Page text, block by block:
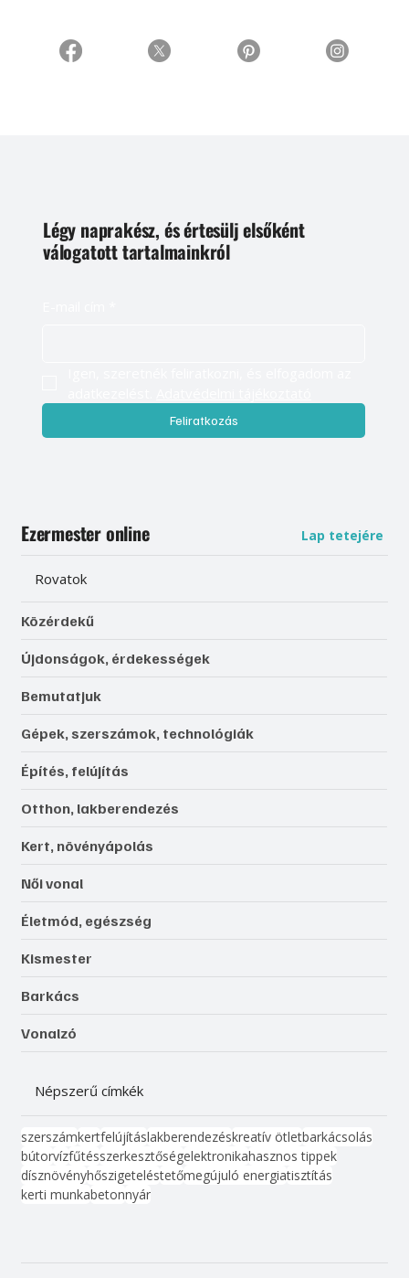
Légy naprakész, és értesülj elsőként
válogatott tartalmainkról
Feliratkozás
Ezermester online Lap tetejére
Rovatok
Közérdekű
Újdonságok, érdekességek
Bemutatjuk
Gépek, szerszámok, technológiák
Építés, felújítás
Otthon, lakberendezés
Kert, növényápolás
Női vonal
Életmód, egészség
Kismester
Barkács
Vonalzó
Népszerű címkék
szerszámkertfelújításlakberendezéskreatív ötletbarkácsolás
bútorvízfűtésszerkesztőségelektronikahasznos tippek
dísznövényhőszigeteléstetőmegújuló energiatisztítás
kerti munkabetonnyár